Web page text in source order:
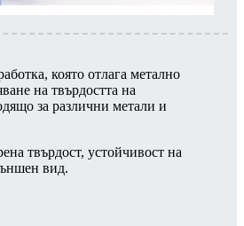
която отлага метално
на твърдостта на
за различни метали и
твърдост, устойчивост на
вид.